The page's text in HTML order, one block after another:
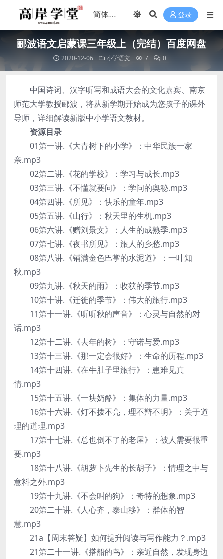
登录
郦波语文启蒙课三年级上（完结）百度网盘
2020-12-06 小学语文 7 0
中国诗词、汉字听写和成语大会的文化嘉宾、南京
师范大学教授郦波，将从新学期开始成为您孩子的课外
导师，详细解读新版中小学语文教材。
资源目录
01第一讲.《大青树下的小学》：中华民族一家
亲.mp3
02第二讲.《花的学校》：学习与成长.mp3
03第三讲.《不懂就要问》：学问的奥秘.mp3
04第四讲.《所见》：快乐的童年.mp3
05第五讲.《山行》：秋天里的生机.mp3
06第六讲.《赠刘景文》：人生的成熟季.mp3
07第七讲.《夜书所见》：旅人的乡愁.mp3
08第八讲.《铺满金色巴掌的水泥道》：一叶知
秋.mp3
09第九讲.《秋天的雨》：收获的季节.mp3
10第十讲.《迁徙的季节》：伟大的旅行.mp3
11第十一讲.《听听秋的声音》：心灵与自然的对
话.mp3
12第十二讲.《去年的树》：守诺与爱.mp3
13第十三讲.《那一定会很好》：生命的历程.mp3
14第十四讲.《在牛肚子里旅行》：患难见真
情.mp3
15第十五讲.《一块奶酪》：集体的力量.mp3
16第十六讲.《灯不拨不亮，理不辩不明》：关于道
理的道理.mp3
17第十七讲.《总也倒不了的老屋》：被人需要很重
要.mp3
18第十八讲.《胡萝卜先生的长胡子》：情理之中与
意料之外.mp3
19第十九讲.《不会叫的狗》：奇特的想象.mp3
20第二十讲.《人心齐，泰山移》：群体的智
慧.mp3
21a【周末答疑】如何提升阅读与写作能力？.mp3
21第二十一讲.《搭船的鸟》：亲近自然，发现身边